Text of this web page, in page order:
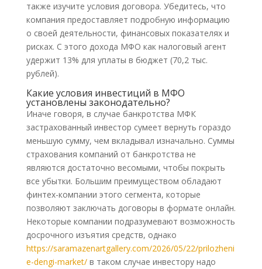
также изучите условия договора. Убедитесь, что
компания предоставляет подробную информацию
о своей деятельности, финансовых показателях и
рисках. С этого дохода МФО как налоговый агент
удержит 13% для уплаты в бюджет (70,2 тыс.
рублей).
Какие условия инвестиций в МФО
установлены законодательно?
Иначе говоря, в случае банкротства МФК
застрахованный инвестор сумеет вернуть гораздо
меньшую сумму, чем вкладывал изначально. Суммы
страхования компаний от банкротства не
являются достаточно весомыми, чтобы покрыть
все убытки. Большим преимуществом обладают
финтех-компании этого сегмента, которые
позволяют заключать договоры в формате онлайн.
Некоторые компании подразумевают возможность
досрочного изъятия средств, однако
https://saramazenartgallery.com/2026/05/22/prilozheni
e-dengi-market/в таком случае инвестору надо